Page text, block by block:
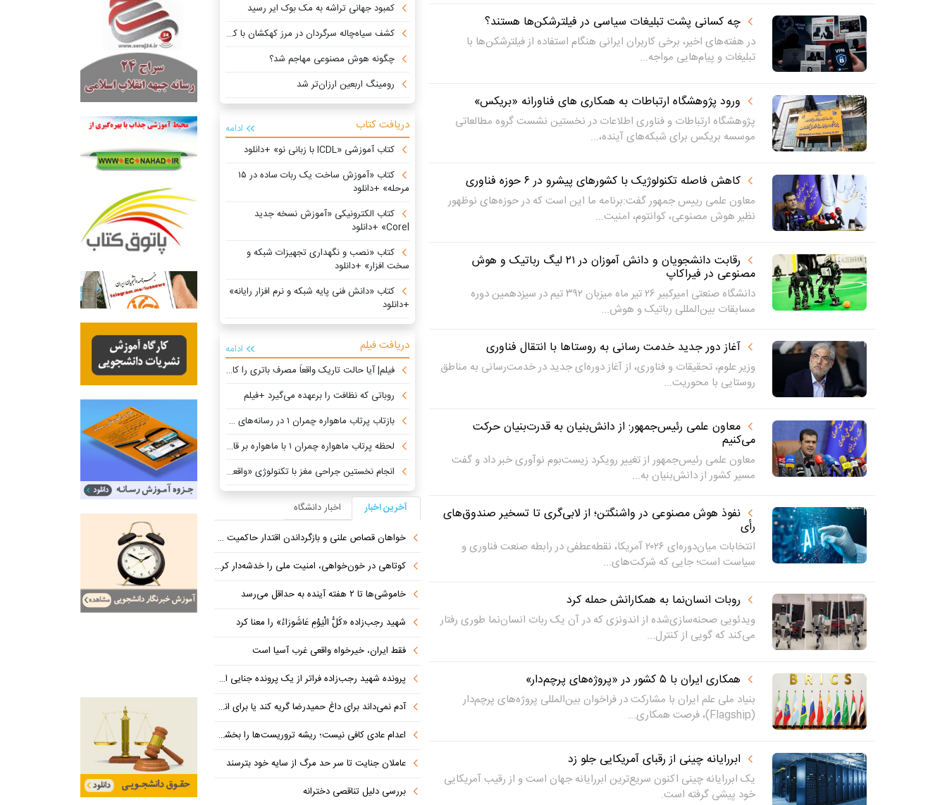
چه کسانی پشت تبلیغات سیاسی در فیلترشکن‌ها هستند؟
در هفته‌های اخیر، برخی کاربران ایرانی هنگام استفاده از فیلترشکن‌ها با
تبلیغات و پیام‌هایی مواجه...
ورود پژوهشگاه ارتباطات به همکاری های فناورانه «بریکس»
پژوهشگاه ارتباطات و فناوری اطلاعات در نخستین نشست گروه مطالعاتی
موسسه بریکس برای شبکه‌های آینده،...
کاهش فاصله تکنولوژیک با کشورهای پیشرو در ۶ حوزه‌ فناوری
معاون علمی رییس جمهور گفت:برنامه ما این است که در حوزه‌های نوظهور
نظیر هوش مصنوعی، کوانتوم، امنیت...
رقابت دانشجویان و دانش آموزان در ۲۱ لیگ رباتیک و هوش
مصنوعی در فیراکاپ
دانشگاه صنعتی امیرکبیر ۲۶ تیر ماه میزبان ۳۹۲ تیم در سیزدهمین دوره
مسابقات بین‌المللی رباتیک و هوش...
آغاز دور جدید خدمت رسانی به روستاها با انتقال فناوری
وزیر علوم، تحقیقات و فناوری، از آغاز دوره‌ای جدید در خدمت‌رسانی به مناطق
روستایی با محوریت...
معاون علمی رئیس‌جمهور: از دانش‌بنیان به قدرت‌بنیان حرکت
می‌کنیم
معاون علمی رئیس‌جمهور از تغییر رویکرد زیست‌بوم نوآوری خبر داد و گفت
مسیر کشور از دانش‌بنیان به...
نفوذ هوش مصنوعی در واشنگتن؛ از لابی‌گری تا تسخیر صندوق‌های
رأی
انتخابات میان‌دوره‌ای ۲۰۲۶ آمریکا، نقطه‌عطفی در رابطه صنعت فناوری و
سیاست است؛ جایی که شرکت‌های...
روبات انسان‌نما به همکارانش حمله کرد
ویدئویی صحنه‌سازی‌شده از اندونزی که در آن یک ربات انسان‌نما طوری رفتار
می‌کند که گویی از کنترل...
همکاری ایران با ۵ کشور در «پروژه‌های پرچم‌دار»
بنیاد ملی علم ایران با مشارکت در فراخوان بین‌المللی پروژه‌های پرچم‌دار
(Flagship)، فرصت همکاری...
ابررایانه چینی از رقبای آمریکایی جلو زد
یک ابررایانه چینی اکنون سریع‌ترین ابررایانه جهان است و از رقیب آمریکایی
خود پیشی گرفته است.
کمبود جهانی تراشه به مک بوک ایر رسید
کشف سیاه‌چاله سرگردان در مرز کهکشان با کمک هوش مصنوعی
چگونه هوش مصنوعی مهاجم شد؟
رومینگ اربعین ارزان‌تر شد
دریافت کتاب
ادامه
کتاب آموزشی «ICDL با زبانی نو» +دانلود
کتاب «آموزش ساخت یک ربات ساده در ۱۵
مرحله» +دانلود
کتاب الکترونیکی «آموزش نسخه جدید
Corel» +دانلود
کتاب «نصب و نگهداری تجهیزات شبکه و
سخت افزار» +دانلود
کتاب «دانش فنی پایه شبکه و نرم افزار رایانه»
+دانلود
دریافت فیلم
ادامه
فیلم| آیا حالت تاریک واقعاً مصرف باتری را کاهش می‌دهد؟
روباتی که نظافت را برعهده می‌گیرد +فیلم
بازتاب پرتاب ماهواره چمران ۱ در رسانه‌های جهان +فیلم
لحظه پرتاب ماهواره چمران ۱ با ماهواره بر قائم ۱۰۰ +فیلم
انجام نخستین جراحی مغز با تکنولوژی «واقعیت افزوده» در ایران +فیلم
آخرین اخبار
اخبار دانشگاه
خواهان قصاص علنی و بازگرداندن اقتدار حاکمیت هستیم
کوتاهی در خون‌خواهی، امنیت ملی را خدشه‌دار کرده است
خاموشی‌ها تا ۲ هفته آینده به حداقل می‌رسد
شهید رجب‌زاده «کُلُّ الْیَوْمِ عَاشُورَاءُ» را معنا کرد
فقط ایران، خیرخواه واقعی غرب آسیا است
پرونده شهید رجب‌زاده فراتر از یک پرونده جنایی است
آدم نمی‌داند برای داغ حمیدرضا گریه کند یا برای انسانیتی که در قاتلانش مرده است
اعدام عادی کافی نیست؛ ریشه تروریست‌ها را بخشکانید
عاملان جنایت تا سر حد مرگ از سایه خود بترسند
بررسی دلیل تناقصی دخترانه